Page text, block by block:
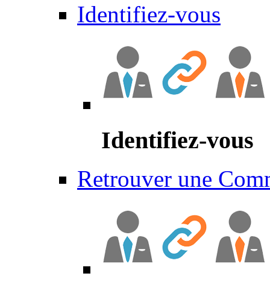
Identifiez-vous
Identifiez-vous
Retrouver une